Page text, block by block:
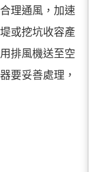
理通風，加速
或挖坑收容產
排風機送至空
要妥善處理，